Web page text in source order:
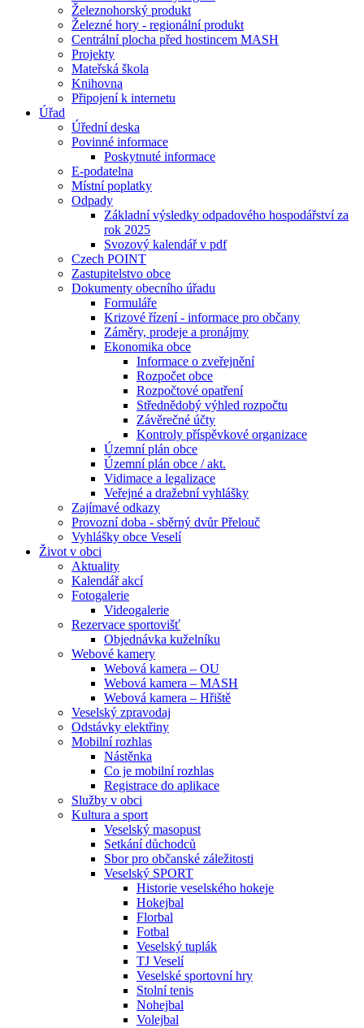
Železnohorský produkt
Železné hory - regionální produkt
Centrální plocha před hostincem MASH
Projekty
Mateřská škola
Knihovna
Připojení k internetu
Úřad
Úřední deska
Povinné informace
Poskytnuté informace
E-podatelna
Místní poplatky
Odpady
Základní výsledky odpadového hospodářství za
rok 2025
Svozový kalendář v pdf
Czech POINT
Zastupitelstvo obce
Dokumenty obecního úřadu
Formuláře
Krizové řízení - informace pro občany
Záměry, prodeje a pronájmy
Ekonomika obce
Informace o zveřejnění
Rozpočet obce
Rozpočtové opatření
Střednědobý výhled rozpočtu
Závěrečné účty
Kontroly příspěvkové organizace
Územní plán obce
Územní plán obce / akt.
Vidimace a legalizace
Veřejné a dražební vyhlášky
Zajímavé odkazy
Provozní doba - sběrný dvůr Přelouč
Vyhlášky obce Veselí
Život v obci
Aktuality
Kalendář akcí
Fotogalerie
Videogalerie
Rezervace sportovišť
Objednávka kuželníku
Webové kamery
Webová kamera – OU
Webová kamera – MASH
Webová kamera – Hřiště
Veselský zpravodaj
Odstávky elektřiny
Mobilní rozhlas
Nástěnka
Co je mobilní rozhlas
Registrace do aplikace
Služby v obci
Kultura a sport
Veselský masopust
Setkání důchodců
Sbor pro občanské záležitosti
Veselský SPORT
Historie veselského hokeje
Hokejbal
Florbal
Fotbal
Veselský tuplák
TJ Veselí
Veselské sportovní hry
Stolní tenis
Nohejbal
Volejbal